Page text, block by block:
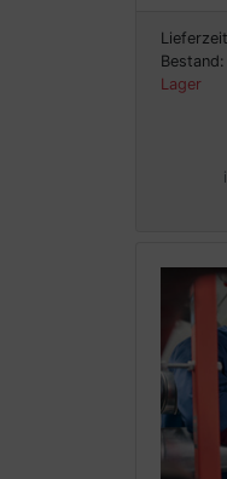
Bestand:
Lager